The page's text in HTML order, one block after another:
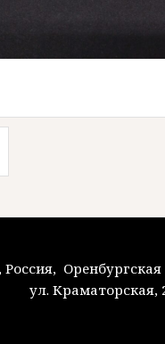
Россия, Оренбургская
ул. Краматорская,